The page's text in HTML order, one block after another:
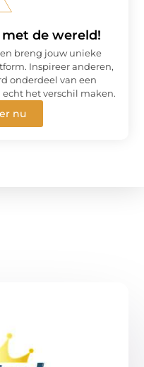
de wereld!
breng jouw unieke
Inspireer anderen,
onderdeel van een
het verschil maken.
nu